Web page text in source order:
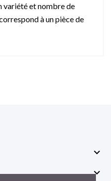
variété et nombre de
à un pièce de

